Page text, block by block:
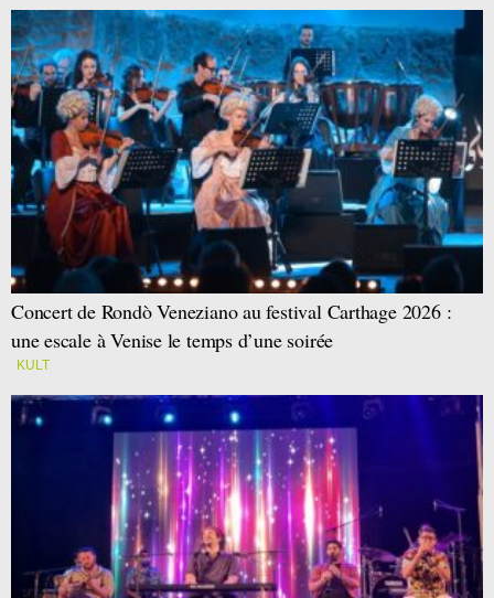
Concert de Rondò Veneziano au festival Carthage 2026 :
une escale à Venise le temps d’une soirée
KULT